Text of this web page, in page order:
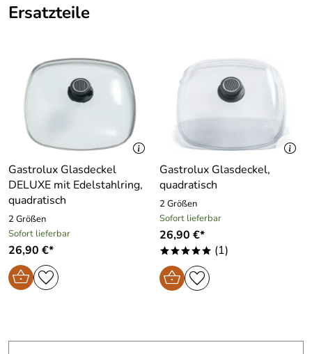
Ersatzteile
Gastrolux Glasdeckel
DELUXE mit Edelstahlring,
quadratisch
2 Größen
Sofort lieferbar
26,90 €*
Gastrolux Glasdeckel,
quadratisch
2 Größen
Sofort lieferbar
26,90 €*
***** (1)